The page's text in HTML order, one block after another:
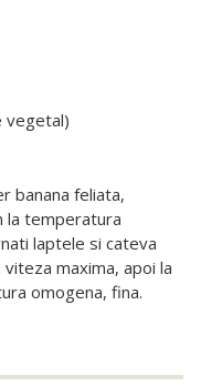
vegetal)
banana feliata,
la temperatura
laptele si cateva
maxima, apoi la
omogena, fina.